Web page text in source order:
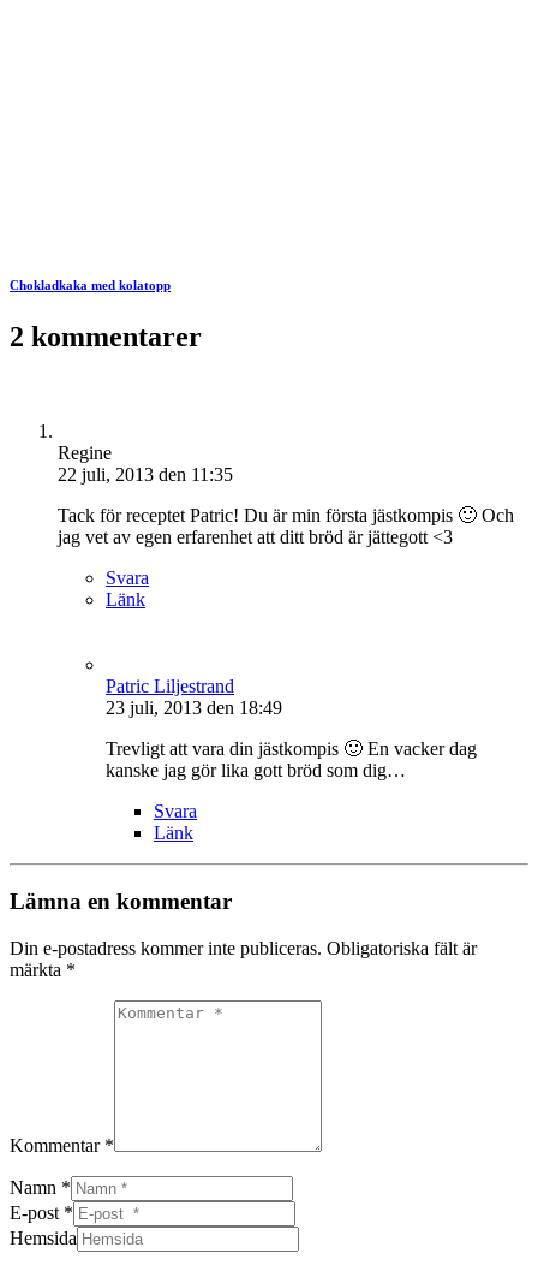
Chokladkaka med kolatopp
2 kommentarer
Regine
22 juli, 2013 den 11:35
Tack för receptet Patric! Du är min första jästkompis 🙂 Och
jag vet av egen erfarenhet att ditt bröd är jättegott <3
Svara
Länk
Patric Liljestrand
23 juli, 2013 den 18:49
Trevligt att vara din jästkompis 🙂 En vacker dag
kanske jag gör lika gott bröd som dig…
Svara
Länk
Lämna en kommentar
Din e-postadress kommer inte publiceras. Obligatoriska fält är
märkta *
Kommentar *
Namn *
E-post *
Hemsida